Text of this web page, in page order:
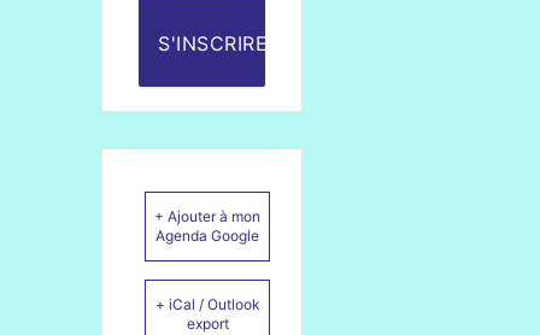
S'INSCRIRE
+ Ajouter à mon
Agenda Google
+ iCal / Outlook
export